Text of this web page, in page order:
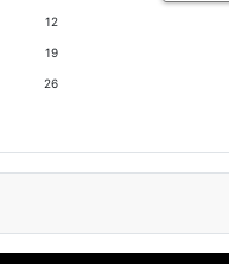
12
19
26